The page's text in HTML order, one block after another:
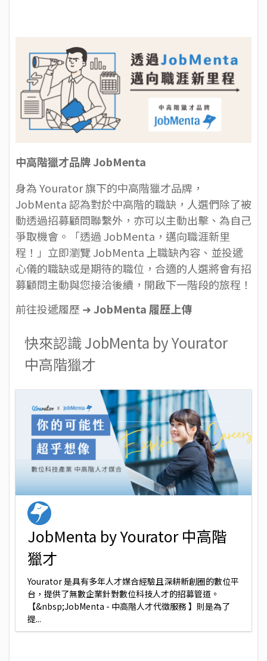
中高階獵才品牌 JobMenta
身為 Yourator 旗下的中高階獵才品牌，
JobMenta 認為對於中高階的職缺，人選們除了被
動透過招募顧問聯繫外，亦可以主動出擊、為自己
爭取機會。「透過 JobMenta，邁向職涯新里
程！」立即瀏覽 JobMenta 上職缺內容、並投遞
心儀的職缺或是期待的職位，合適的人選將會有招
募顧問主動與您接洽後續，開啟下一階段的旅程！
前往投遞履歷 ➜JobMenta 履歷上傳
快來認識 JobMenta by Yourator
中高階獵才
JobMenta by Yourator 中高階
獵才
Yourator 是具有多年人才媒合經驗且深耕新創圈的數位平
台，提供了無數企業針對數位科技人才的招募管道。
【&nbsp;JobMenta - 中高階人才代徵服務 】則是為了
提...